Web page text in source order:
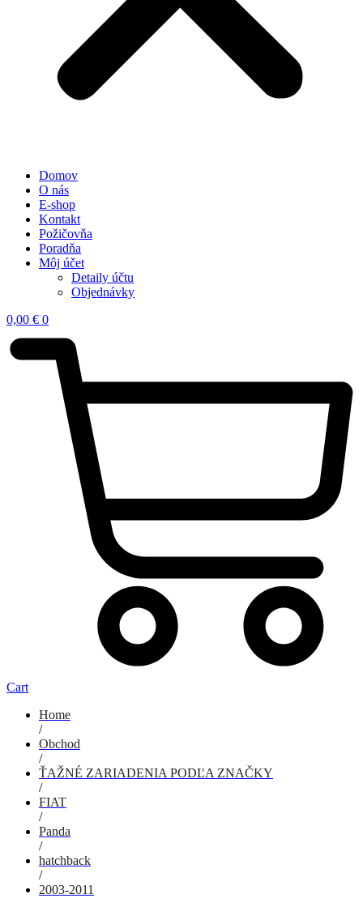
Domov
O nás
E-shop
Kontakt
Požičovňa
Poradňa
Môj účet
Detaily účtu
Objednávky
0,00 € 0
Cart
Home
/
Obchod
/
ŤAŽNÉ ZARIADENIA PODĽA ZNAČKY
/
FIAT
/
Panda
/
hatchback
/
2003-2011